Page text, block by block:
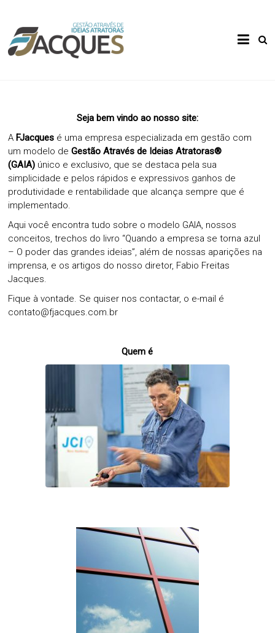
content
FJacques
Através
de Ideias
Atratoras
Seja bem vindo ao nosso site:
AFJacques é uma empresa especializada em gestão com
um modelo deGestão Através de Ideias Atratoras®
(GAIA) único e exclusivo, que se destaca pela sua
simplicidade e pelos rápidos e expressivos ganhos de
produtividade e rentabilidade que alcança sempre que é
implementado.
Aqui você encontra tudo sobre o modelo GAIA, nossos
conceitos, trechos do livro “Quando a empresa se torna azul
– O poder das grandes ideias”, além de nossas aparições na
imprensa, e os artigos do nosso diretor, Fabio Freitas
Jacques.
Fique à vontade. Se quiser nos contactar, o e-mail é
contato@fjacques.com.br
Quem é